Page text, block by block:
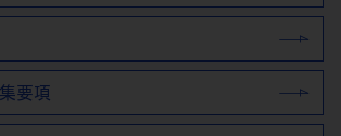
要項